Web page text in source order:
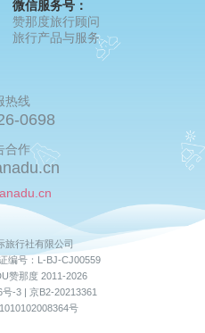
微信服务号：
赞那度旅行顾问
旅行产品与服务
热线
0698
合作
旅行社有限公司
编号：L-BJ-CJ00559
赞那度 2011-2026
-3 | 京B2-20213361
号